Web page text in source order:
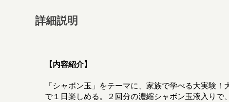
詳細説明
【内容紹介】
「シャボン玉」をテーマに、家族で学べる大実験
で１日楽しめる。２回分の濃縮シャボン玉液入りで